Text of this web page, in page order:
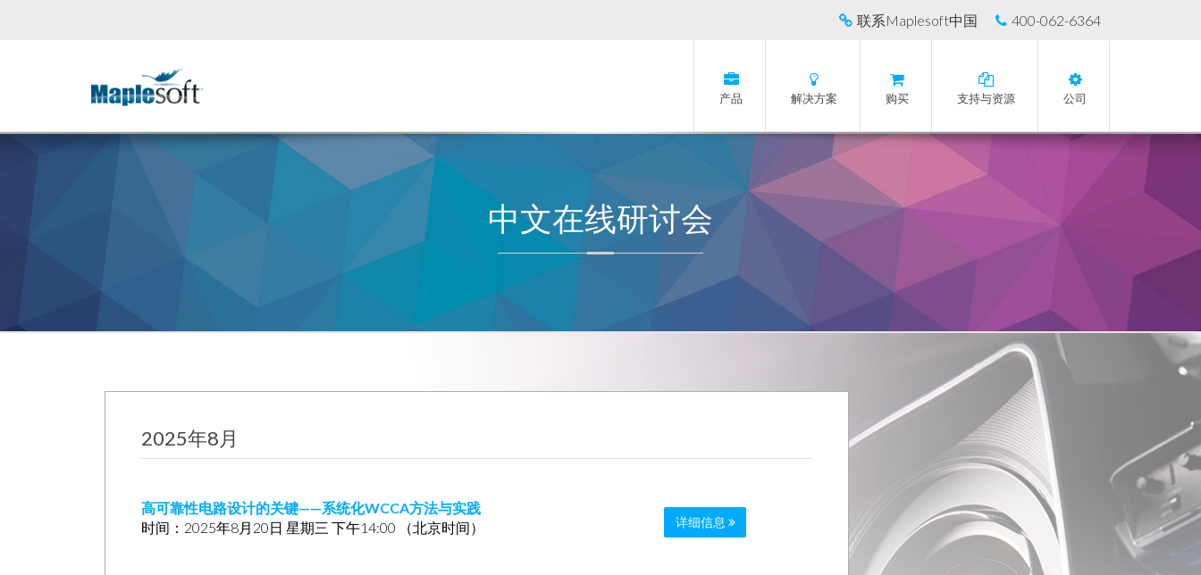
联系Maplesoft中国 400-062-6364
产品 解决方案 购买 支持与资源 公司
中文在线研讨会
2025年8月
高可靠性电路设计的关键——系统化WCCA方法与实践
时间：2025年8月20日 星期三 下午14:00 （北京时间）
详细信息